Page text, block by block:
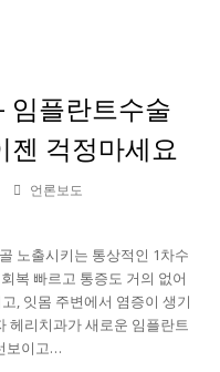
임플란트수술
젠 걱정마세요
언론보도
노출시키는 통상적인 1차수
복 빠르고 통증도 거의 없어
, 잇몸 주변에서 염증이 생기
헤리치과가 새로운 임플란트
보이고…